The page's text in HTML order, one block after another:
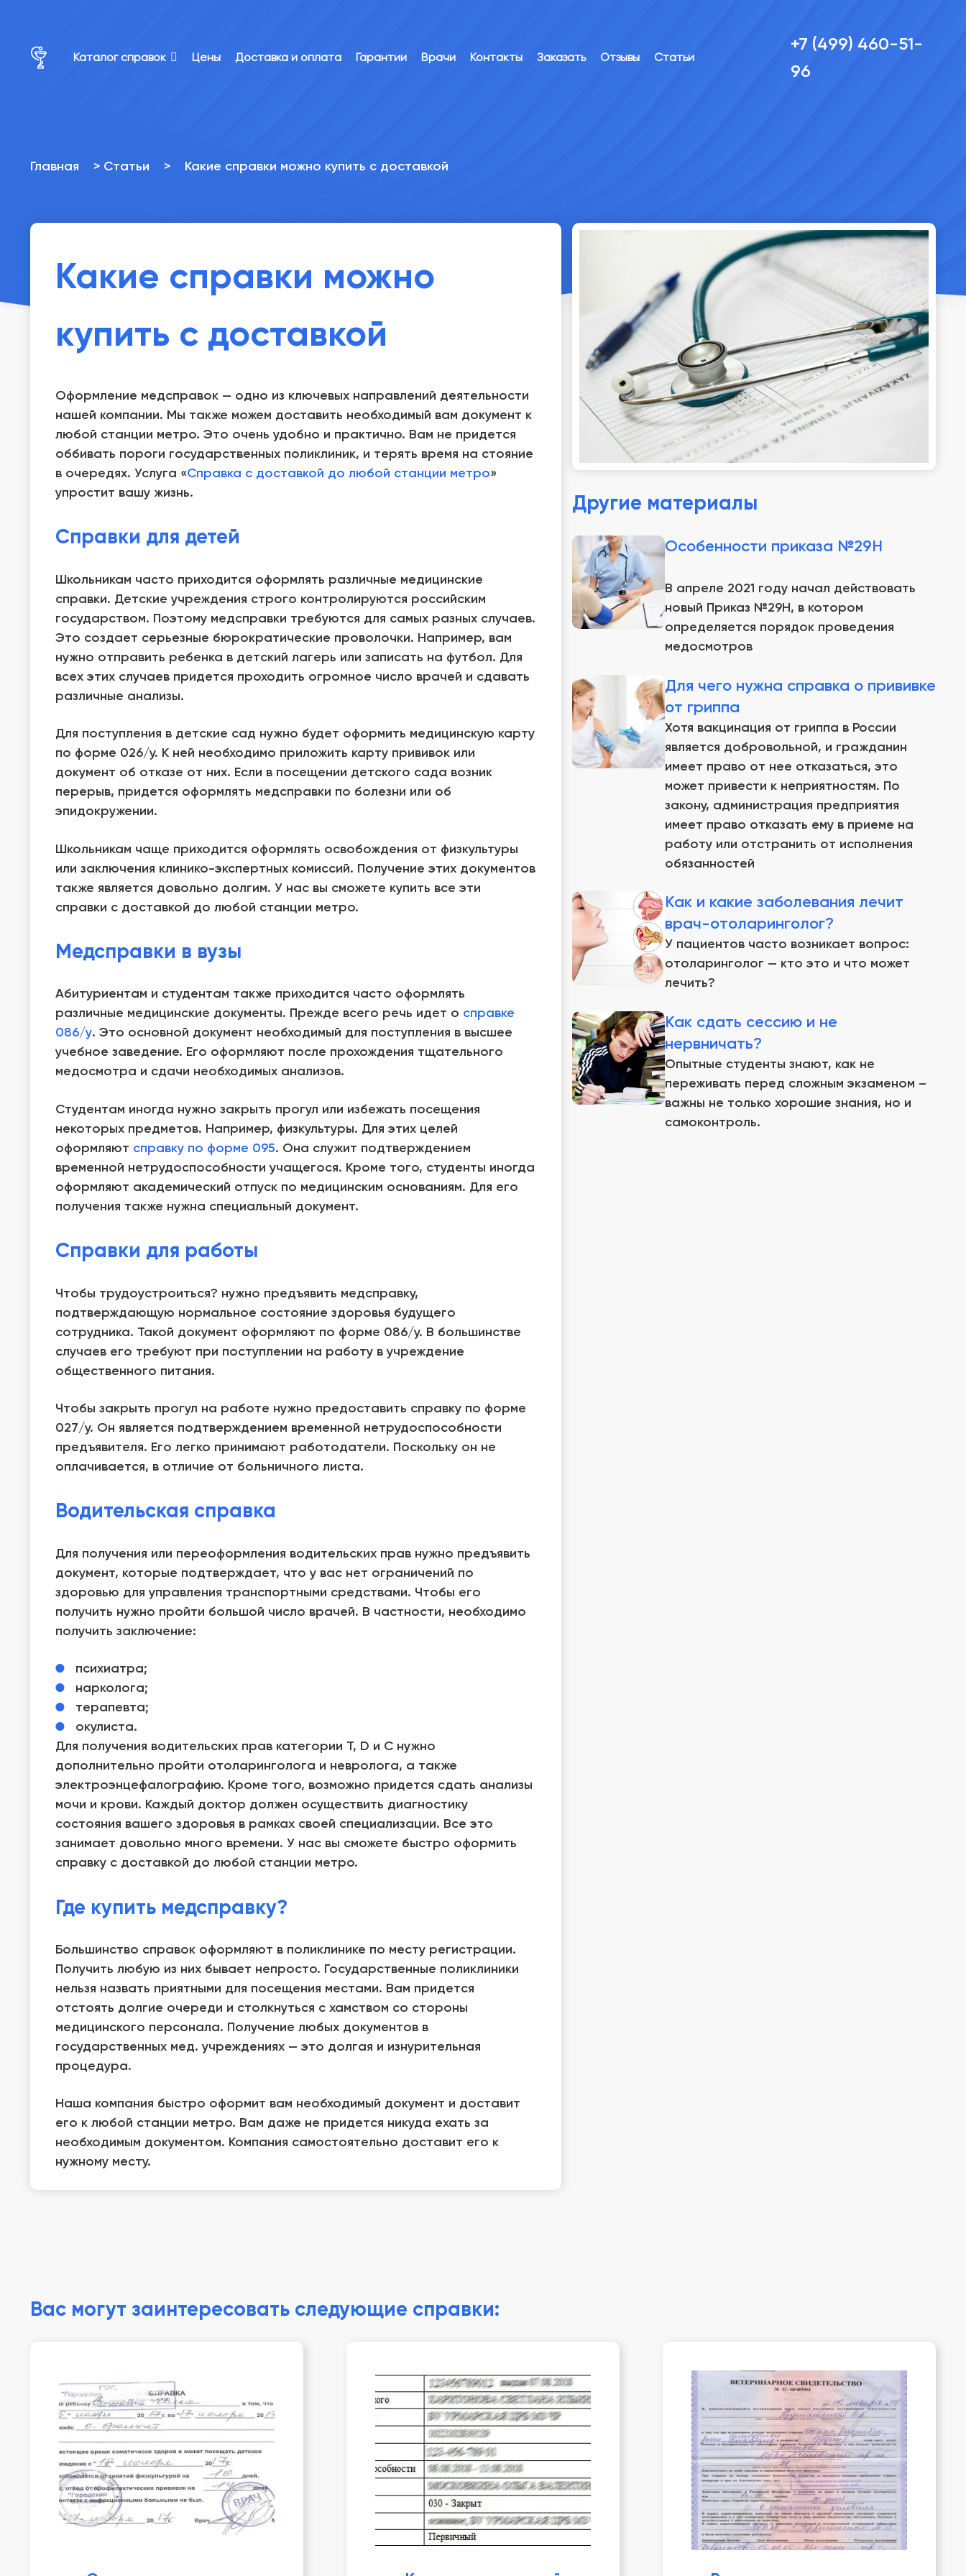
Каталог справок Цены Доставка и оплата Гарантии Врачи Контакты Заказать Отзывы Статьи
+7 (499) 460-51-
96
Главная > Статьи > Какие справки можно купить с доставкой
Какие справки можно
купить с доставкой
Оформление медсправок — одно из ключевых направлений деятельности
нашей компании. Мы также можем доставить необходимый вам документ к
любой станции метро. Это очень удобно и практично. Вам не придется
оббивать пороги государственных поликлиник, и терять время на стояние
в очередях. Услуга «Справка с доставкой до любой станции метро»
упростит вашу жизнь.
Справки для детей
Школьникам часто приходится оформлять различные медицинские
справки. Детские учреждения строго контролируются российским
государством. Поэтому медсправки требуются для самых разных случаев.
Это создает серьезные бюрократические проволочки. Например, вам
нужно отправить ребенка в детский лагерь или записать на футбол. Для
всех этих случаев придется проходить огромное число врачей и сдавать
различные анализы.
Для поступления в детские сад нужно будет оформить медицинскую карту
по форме 026/у. К ней необходимо приложить карту прививок или
документ об отказе от них. Если в посещении детского сада возник
перерыв, придется оформлять медсправки по болезни или об
эпидокружении.
Школьникам чаще приходится оформлять освобождения от физкультуры
или заключения клинико-экспертных комиссий. Получение этих документов
также является довольно долгим. У нас вы сможете купить все эти
справки с доставкой до любой станции метро.
Медсправки в вузы
Абитуриентам и студентам также приходится часто оформлять
различные медицинские документы. Прежде всего речь идет о справке
086/у. Это основной документ необходимый для поступления в высшее
учебное заведение. Его оформляют после прохождения тщательного
медосмотра и сдачи необходимых анализов.
Студентам иногда нужно закрыть прогул или избежать посещения
некоторых предметов. Например, физкультуры. Для этих целей
оформляют справку по форме 095. Она служит подтверждением
временной нетрудоспособности учащегося. Кроме того, студенты иногда
оформляют академический отпуск по медицинским основаниям. Для его
получения также нужна специальный документ.
Справки для работы
Чтобы трудоустроиться? нужно предъявить медсправку,
подтверждающую нормальное состояние здоровья будущего
сотрудника. Такой документ оформляют по форме 086/у. В большинстве
случаев его требуют при поступлении на работу в учреждение
общественного питания.
Чтобы закрыть прогул на работе нужно предоставить справку по форме
027/у. Он является подтверждением временной нетрудоспособности
предъявителя. Его легко принимают работодатели. Поскольку он не
оплачивается, в отличие от больничного листа.
Водительская справка
Для получения или переоформления водительских прав нужно предъявить
документ, которые подтверждает, что у вас нет ограничений по
здоровью для управления транспортными средствами. Чтобы его
получить нужно пройти большой число врачей. В частности, необходимо
получить заключение:
психиатра;
нарколога;
терапевта;
окулиста.
Для получения водительских прав категории T, D и C нужно
дополнительно пройти отоларинголога и невролога, а также
электроэнцефалографию. Кроме того, возможно придется сдать анализы
мочи и крови. Каждый доктор должен осуществить диагностику
состояния вашего здоровья в рамках своей специализации. Все это
занимает довольно много времени. У нас вы сможете быстро оформить
справку с доставкой до любой станции метро.
Где купить медсправку?
Большинство справок оформляют в поликлинике по месту регистрации.
Получить любую из них бывает непросто. Государственные поликлиники
нельзя назвать приятными для посещения местами. Вам придется
отстоять долгие очереди и столкнуться с хамством со стороны
медицинского персонала. Получение любых документов в
государственных мед. учреждениях — это долгая и изнурительная
процедура.
Наша компания быстро оформит вам необходимый документ и доставит
его к любой станции метро. Вам даже не придется никуда ехать за
необходимым документом. Компания самостоятельно доставит его к
нужному месту.
Другие материалы
Особенности приказа №29Н
В апреле 2021 году начал действовать
новый Приказ №29Н, в котором
определяется порядок проведения
медосмотров
Для чего нужна справка о прививке
от гриппа
Хотя вакцинация от гриппа в России
является добровольной, и гражданин
имеет право от нее отказаться, это
может привести к неприятностям. По
закону, администрация предприятия
имеет право отказать ему в приеме на
работу или отстранить от исполнения
обязанностей
Как и какие заболевания лечит
врач-отоларинголог?
У пациентов часто возникает вопрос:
отоларинголог — кто это и что может
лечить?
Как сдать сессию и не
нервничать?
Опытные студенты знают, как не
переживать перед сложным экзаменом –
важны не только хорошие знания, но и
самоконтроль.
Вас могут заинтересовать следующие справки: